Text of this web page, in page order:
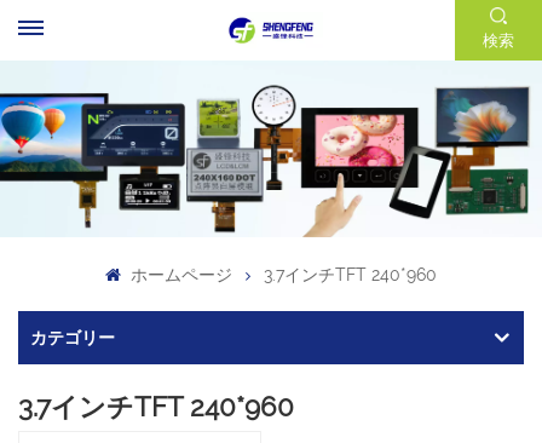
検索
ホームページ 3.7インチTFT 240*960
カテゴリー
3.7インチTFT 240*960